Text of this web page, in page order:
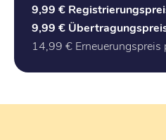
9,99 €
9,99 €
14,99 € Erneuerungspreis